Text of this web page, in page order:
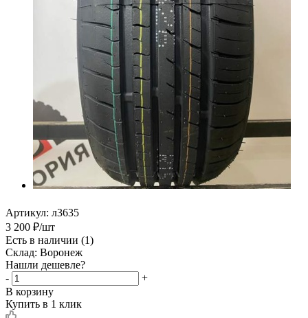
Артикул: л3635
3 200 ₽/шт
Есть в наличии (1)
Склад: Воронеж
Нашли дешевле?
-
+
В корзину
Купить в 1 клик